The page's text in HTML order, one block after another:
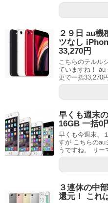
２９日 au機
ツなし
33,270円
こちらのテルル
ていますね！ au
更で一括33,270
早くも週末
16GB 一括0
早くも今週末、
すが こちらのau
うですね。 リー
３連休の中
還元！ これ